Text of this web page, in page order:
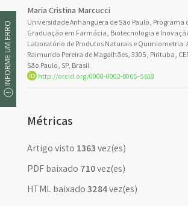
Maria Cristina Marcucci
Universidade Anhanguera de São Paulo, Programa
Graduação em Farmácia, Biotecnologia e
Laboratório de Produtos Naturais e Quimiometria.
Raimundo Pereira de Magalhães, 3305, Pirituba,
São Paulo, SP, Brasil.
http://orcid.org/0000-0002-8065-5618
Métricas
Artigo visto 1363vez(es)
PDF baixado 710vez(es)
HTML baixado3284vez(es)
INFORME UM ERRO